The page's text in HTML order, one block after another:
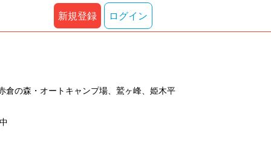
の森・オートキャンプ場、鷲ヶ峰、姫木平
新規登録 ログイン